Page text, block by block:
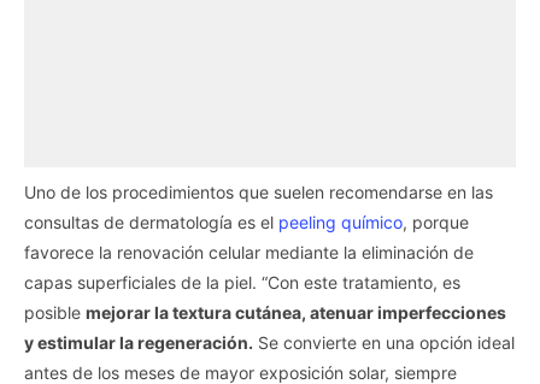
Uno de los procedimientos que suelen recomendarse en las
consultas de dermatología es el peeling químico, porque
favorece la renovación celular mediante la eliminación de
capas superficiales de la piel. “Con este tratamiento, es
posible mejorar la textura cutánea, atenuar imperfecciones
y estimular la regeneración. Se convierte en una opción ideal
antes de los meses de mayor exposición solar, siempre